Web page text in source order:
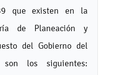
que existen en la
de Planeación y
del Gobierno del
son los siguientes: